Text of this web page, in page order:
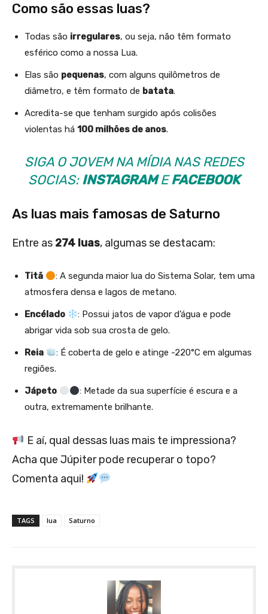
Como são essas luas?
Todas são irregulares, ou seja, não têm formato
esférico como a nossa Lua.
Elas são pequenas, com alguns quilômetros de
diâmetro, e têm formato de batata.
Acredita-se que tenham surgido após colisões
violentas há 100 milhões de anos.
SIGA O JOVEM NA MÍDIA NAS REDES
SOCIAS: INSTAGRAMEFACEBOOK
As luas mais famosas de Saturno
Entre as 274 luas, algumas se destacam:
Titã
: A segunda maior lua do Sistema Solar, tem uma
atmosfera densa e lagos de metano.
Encélado
: Possui jatos de vapor d’água e pode
abrigar vida sob sua crosta de gelo.
Reia
: É coberta de gelo e atinge -220°C em algumas
regiões.
Jápeto
: Metade da sua superfície é escura e a
outra, extremamente brilhante.
E aí, qual dessas luas mais te impressiona?
Acha que Júpiter pode recuperar o topo?
Comenta aqui!
TAGS lua Saturno